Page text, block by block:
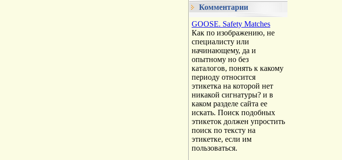
Комментарии
GOOSE. Safety Matches
Как по изображению, не
специалисту или
начинающему, да и
опытному но без
каталогов, понять к какому
периоду относится
этикетка на которой нет
никакой сигнатуры? и в
каком разделе сайта ее
искать. Поиск подобных
этикеток должен упростить
поиск по тексту на
этикетке, если им
пользоваться.